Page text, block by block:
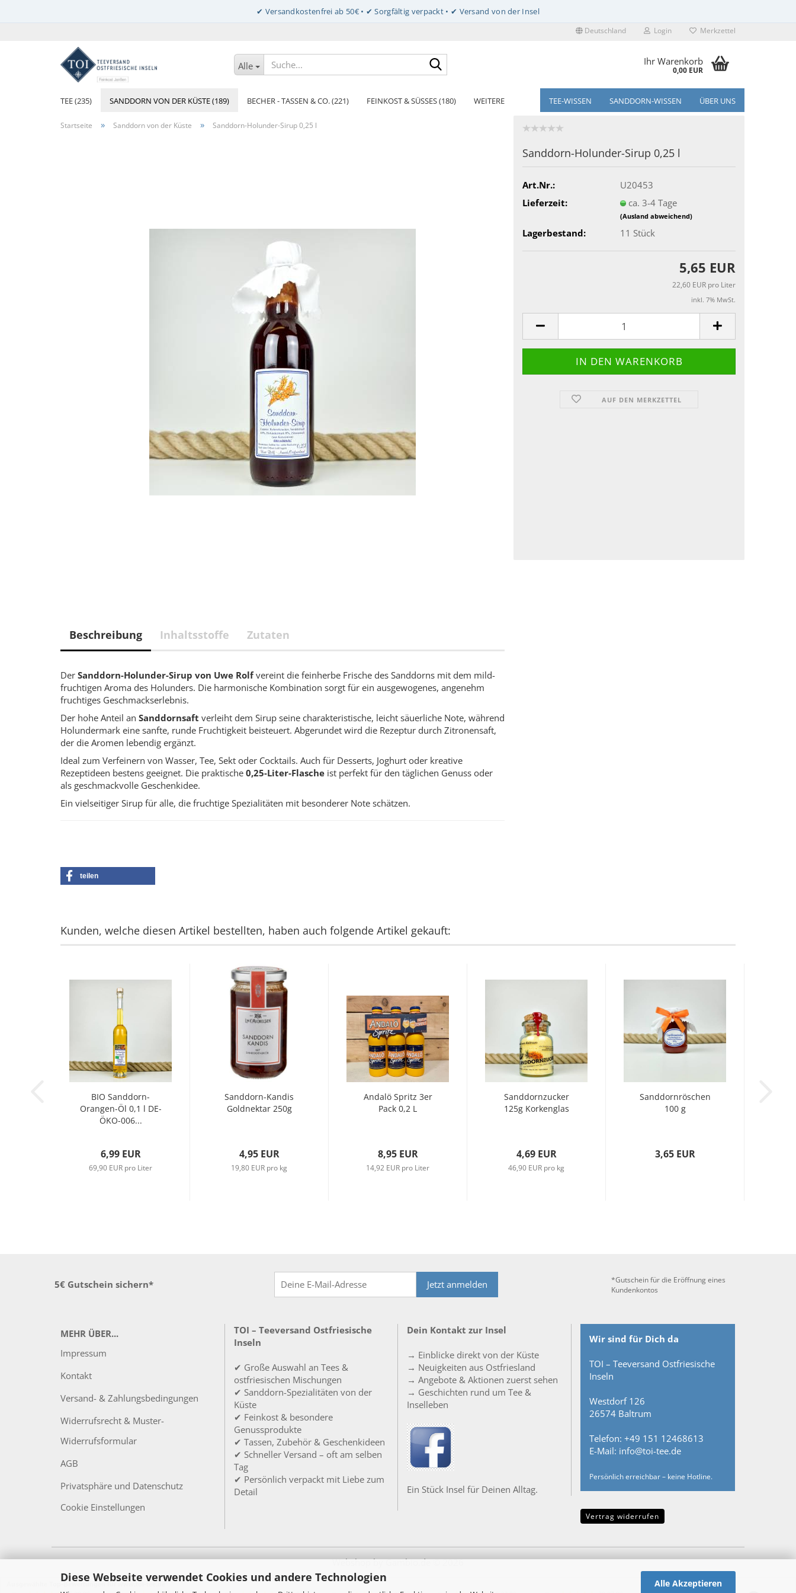
Diese Webseite verwendet Cookies und andere Technologien Alle Akzeptieren
Deutschland Login Merkzettel
Alle Ihr Warenkorb
0,00 EUR
TEE (235) SANDDORN VON DER KÜSTE (189) BECHER - TASSEN & CO. (221) FEINKOST & SÜSSES (180) TEE-WISSEN SANDDORN-WISSEN ÜBER UNS
WEITERE
Startseite » Sanddorn von der Küste » Sanddorn-Holunder-Sirup 0,25 l
Sanddorn-Holunder-Sirup 0,25 l
Art.Nr.:
U20453
Lieferzeit:
ca. 3-4 Tage
(Ausland abweichend)
Lagerbestand: 11 Stück
5,65 EUR
22,60 EUR pro Liter
inkl. 7% MwSt.
AUF DEN MERKZETTEL
Beschreibung Inhaltsstoffe Zutaten
Der Sanddorn-Holunder-Sirup von Uwe Rolfvereint die feinherbe Frische des Sanddorns mit dem mild-
fruchtigen Aroma des Holunders. Die harmonische Kombination sorgt für ein ausgewogenes, angenehm
fruchtiges Geschmackserlebnis.
Der hohe Anteil an Sanddornsaft verleiht dem Sirup seine charakteristische, leicht säuerliche Note, während
Holundermark eine sanfte, runde Fruchtigkeit beisteuert. Abgerundet wird die Rezeptur durch Zitronensaft,
der die Aromen lebendig ergänzt.
Ideal zum Verfeinern von Wasser, Tee, Sekt oder Cocktails. Auch für Desserts, Joghurt oder kreative
Rezeptideen bestens geeignet. Die praktische 0,25-Liter-Flasche ist perfekt für den täglichen Genuss oder
als geschmackvolle Geschenkidee.
Ein vielseitiger Sirup für alle, die fruchtige Spezialitäten mit besonderer Note schätzen.
teilen
Kunden, welche diesen Artikel bestellten, haben auch folgende Artikel gekauft:
BIO Sanddorn-
Orangen-Öl 0,1 l DE-
ÖKO-006...
6,99 EUR
69,90 EUR pro Liter
Sanddorn-Kandis
Goldnektar 250g
4,95 EUR
19,80 EUR pro kg
Andalö Spritz 3er
Pack 0,2 L
8,95 EUR
14,92 EUR pro Liter
Sanddornzucker
125g Korkenglas
4,69 EUR
46,90 EUR pro kg
Sanddornröschen
100 g
3,65 EUR
5€ Gutschein sichern* Jetzt anmelden
*Gutschein für die Eröffnung eines
Kundenkontos
MEHR ÜBER...
Impressum
Kontakt
Versand- & Zahlungsbedingungen
Widerrufsrecht & Muster-
Widerrufsformular
AGB
Privatsphäre und Datenschutz
Cookie Einstellungen
TOI – Teeversand Ostfriesische
Inseln
✔ Große Auswahl an Tees &
ostfriesischen Mischungen
✔ Sanddorn-Spezialitäten von der
Küste
✔ Feinkost & besondere
Genussprodukte
✔ Tassen, Zubehör & Geschenkideen
✔ Schneller Versand – oft am selben
Tag
✔ Persönlich verpackt mit Liebe zum
Detail
Dein Kontakt zur Insel
→ Einblicke direkt von der Küste
→ Neuigkeiten aus Ostfriesland
→ Angebote & Aktionen zuerst sehen
→ Geschichten rund um Tee &
Inselleben
Ein Stück Insel für Deinen Alltag.
Wir sind für Dich da
TOI – Teeversand Ostfriesische
Inseln
Westdorf 126
26574 Baltrum
Telefon: +49 151 12468613
E-Mail: info@toi-tee.de
Persönlich erreichbar – keine Hotline.
Vertrag widerrufen
Webshopby Gambio.de © 2026